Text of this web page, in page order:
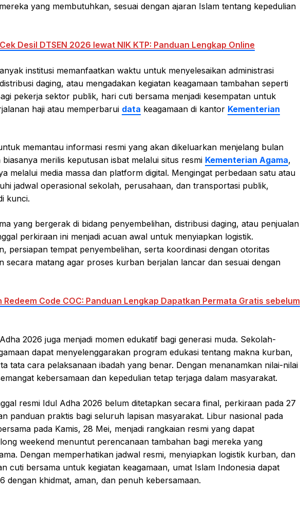
yang membutuhkan, sesuai dengan ajaran Islam tentang kepedulian
Desil DTSEN 2026 lewat NIK KTP: Panduan Lengkap Online
institusi memanfaatkan waktu untuk menyelesaikan administrasi
daging, atau mengadakan kegiatan keagamaan tambahan seperti
pekerja sektor publik, hari cuti bersama menjadi kesempatan untuk
haji atau memperbarui data keagamaan di kantor Kementerian
memantau informasi resmi yang akan dikeluarkan menjelang bulan
merilis keputusan isbat melalui situs resmi Kementerian Agama,
melalui media massa dan platform digital. Mengingat perbedaan satu atau
jadwal operasional sekolah, perusahaan, dan transportasi publik,
kunci.
yang bergerak di bidang penyembelihan, distribusi daging, atau penjualan
perkiraan ini menjadi acuan awal untuk menyiapkan logistik.
persiapan tempat penyembelihan, serta koordinasi dengan otoritas
secara matang agar proses kurban berjalan lancar dan sesuai dengan
Redeem Code COC: Panduan Lengkap Dapatkan Permata Gratis sebelum
2026 juga menjadi momen edukatif bagi generasi muda. Sekolah-
dapat menyelenggarakan program edukasi tentang makna kurban,
tata cara pelaksanaan ibadah yang benar. Dengan menanamkan nilai-nilai
kebersamaan dan kepedulian tetap terjaga dalam masyarakat.
resmi Idul Adha 2026 belum ditetapkan secara final, perkiraan pada 27
panduan praktis bagi seluruh lapisan masyarakat. Libur nasional pada
pada Kamis, 28 Mei, menjadi rangkaian resmi yang dapat
weekend menuntut perencanaan tambahan bagi mereka yang
Dengan memperhatikan jadwal resmi, menyiapkan logistik kurban, dan
cuti bersama untuk kegiatan keagamaan, umat Islam Indonesia dapat
dengan khidmat, aman, dan penuh kebersamaan.